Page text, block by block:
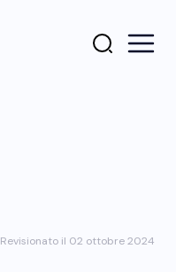
Revisionato il 02 ottobre 2024